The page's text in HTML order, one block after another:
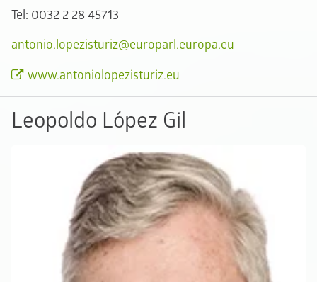
Tel: 0032 2 28 45713
antonio.lopezisturiz@europarl.europa.eu
www.antoniolopezisturiz.eu
Leopoldo López Gil